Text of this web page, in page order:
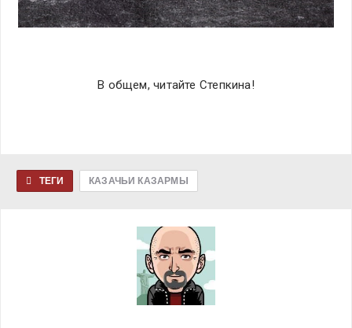
В общем, читайте Степкина!
ТЕГИ КАЗАЧЬИ КАЗАРМЫ